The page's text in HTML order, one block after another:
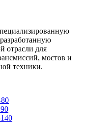
отрасли для
мостов и
техники.